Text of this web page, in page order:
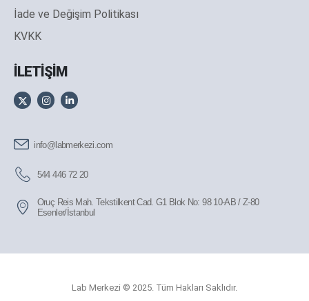
İade ve Değişim Politikası
KVKK
İLETİŞİM
info@labmerkezi.com
544 446 72 20
Oruç Reis Mah. Tekstilkent Cad. G1 Blok No: 98 10-AB / Z-80
Esenler/İstanbul
Lab Merkezi © 2025. Tüm Hakları Saklıdır.